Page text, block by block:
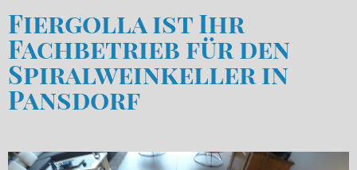
Fiergolla ist Ihr
Fachbetrieb für den
Spiralweinkeller in
Pansdorf